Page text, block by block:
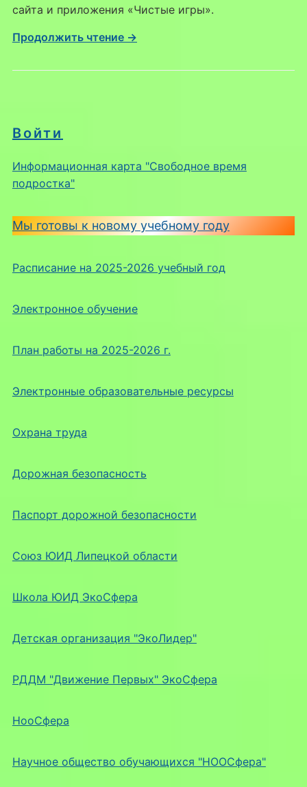
Войти
Информационная карта "Свободное время
подростка"
Мы готовы к новому учебному году
Расписание на 2025-2026 учебный год
Электронное обучение
План работы на 2025-2026 г.
Электронные образовательные ресурсы
Охрана труда
Дорожная безопасность
Паспорт дорожной безопасности
Союз ЮИД Липецкой области
Школа ЮИД ЭкоСфера
Детская организация "ЭкоЛидер"
РДДМ "Движение Первых" ЭкоСфера
НооСфера
Научное общество обучающихся "НООСфера"
сайта и приложения «Чистые игры».
Продолжить чтение →